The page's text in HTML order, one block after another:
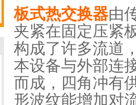
板式热交换器由
夹紧在固定压紧
构成了许多流道
本设备与外部连
而成，四角冲有
形波纹能增加对